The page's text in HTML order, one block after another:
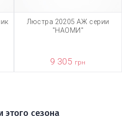
Люстра 20205 АЖ серии
"НАОМИ"
9 305 грн
этого сезона